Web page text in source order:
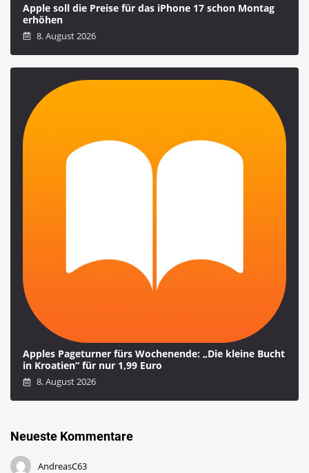
Apple soll die Preise für das iPhone 17 schon Montag
erhöhen
8. August 2026
Apples Pageturner fürs Wochenende: „Die kleine Bucht
in Kroatien“ für nur 1,99 Euro
8. August 2026
Neueste Kommentare
AndreasC63